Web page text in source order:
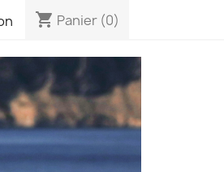
shopping_cart Panier (0)